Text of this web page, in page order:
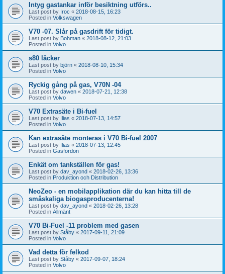
Intyg gastankar inför besiktning utförs..
Last post by Iroc « 2018-08-15, 16:23
Posted in Volkswagen
V70 -07. Slår på gasdrift för tidigt.
Last post by Bohman « 2018-08-12, 21:03
Posted in Volvo
s80 läcker
Last post by björn « 2018-08-10, 15:34
Posted in Volvo
Ryckig gång på gas, V70N -04
Last post by dawen « 2018-07-21, 12:38
Posted in Volvo
V70 Extrasäte i Bi-fuel
Last post by Ilias « 2018-07-13, 14:57
Posted in Volvo
Kan extrasäte monteras i V70 Bi-fuel 2007
Last post by Ilias « 2018-07-13, 12:45
Posted in Gasfordon
Enkät om tankställen för gas!
Last post by dav_ayond « 2018-02-26, 13:36
Posted in Produktion och Distribution
NeoZeo - en mobilapplikation där du kan hitta till de
småskaliga biogasproducenterna!
Last post by dav_ayond « 2018-02-26, 13:28
Posted in Allmänt
V70 Bi-Fuel -11 problem med gasen
Last post by Ståby « 2017-09-11, 21:09
Posted in Volvo
Vad detta för felkod
Last post by Ståby « 2017-09-07, 18:24
Posted in Volvo